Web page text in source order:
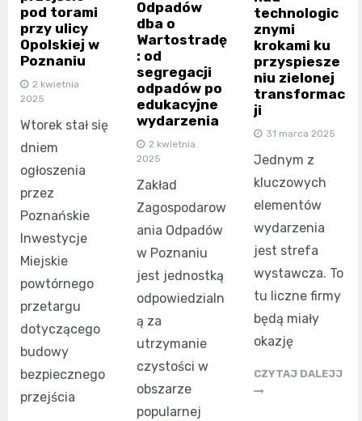
pod torami
przy ulicy
Opolskiej w
Poznaniu
2 kwietnia
2025
Wtorek stał się
dniem
ogłoszenia
przez
Poznańskie
Inwestycje
Miejskie
powtórnego
przetargu
dotyczącego
budowy
bezpiecznego
przejścia
Odpadów
dba o
Wartostradę
: od
segregacji
odpadów po
edukacyjne
wydarzenia
2 kwietnia
2025
Zakład
Zagospodarow
ania Odpadów
w Poznaniu
jest jednostką
odpowiedzialn
ą za
utrzymanie
czystości w
obszarze
popularnej
technologic
znymi
krokami ku
przyspiesze
niu zielonej
transformac
ji
31 marca 2025
Jednym z
kluczowych
elementów
wydarzenia
jest strefa
wystawcza. To
tu liczne firmy
będą miały
okazję
CZYTAJ DALEJJ